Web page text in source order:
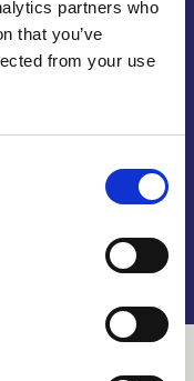
partners who
that you’ve
from your use
voor ons gemaakt
Maar uiteraard
bediend en
het werk
idee.